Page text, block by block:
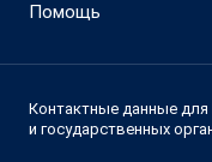
Помощь
Контактные данные
и государственных